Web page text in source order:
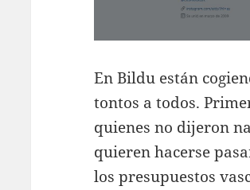
En Bildu están
tontos a todos.
quienes no dijeron
quieren hacerse
los presupuestos